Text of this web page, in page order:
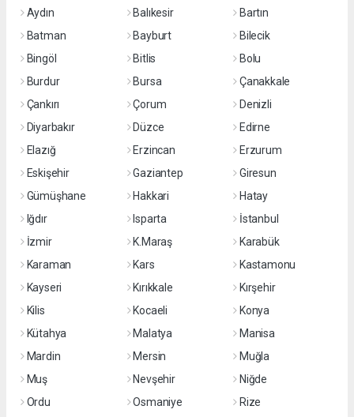
Aydın
Balıkesir
Bartın
Batman
Bayburt
Bilecik
Bingöl
Bitlis
Bolu
Burdur
Bursa
Çanakkale
Çankırı
Çorum
Denizli
Diyarbakır
Düzce
Edirne
Elazığ
Erzincan
Erzurum
Eskişehir
Gaziantep
Giresun
Gümüşhane
Hakkari
Hatay
Iğdır
Isparta
İstanbul
İzmir
K.Maraş
Karabük
Karaman
Kars
Kastamonu
Kayseri
Kırıkkale
Kırşehir
Kilis
Kocaeli
Konya
Kütahya
Malatya
Manisa
Mardin
Mersin
Muğla
Muş
Nevşehir
Niğde
Ordu
Osmaniye
Rize